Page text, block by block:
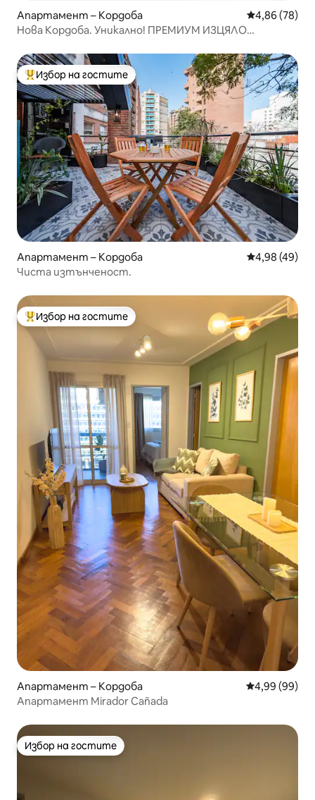
Апартамент – Кордоба Средна
4,86 (78)
Нова Кордоба. Уникално! ПРЕМИУМ ИЗЦЯЛО
Най-популярен избор на гостите
Избор на гостите
Апартамент – Кордоба Средна
4,98 (49)
Чиста изтънченост.
Най-популярен избор на гостите
Избор на гостите
Апартамент – Кордоба Средна
4,99 (99)
Апартамент Mirador Cañada
Избор на гостите
Избор на гостите